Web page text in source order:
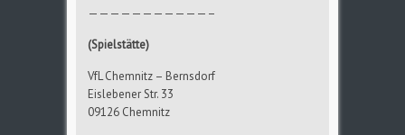
———————————–
(Spielstätte)
VfL Chemnitz – Bernsdorf
Eislebener Str. 33
09126 Chemnitz